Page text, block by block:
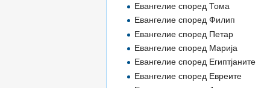
Евангелие според Тома
Евангелие според Филип
Евангелие според Петар
Евангелие според Марија
Евангелие според Египтјаните
Евангелие според Евреите